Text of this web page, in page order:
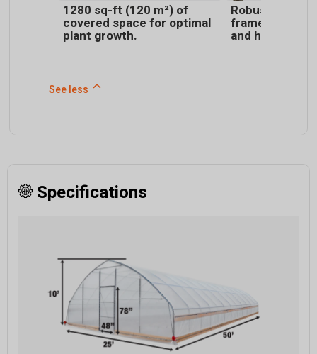
1280 sq-ft (120 m²) of
covered space for optimal
plant growth.
Robust
frame resists
and harsh
See less
Specifications